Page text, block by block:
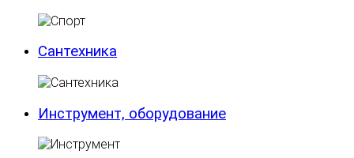
Сантехника
Инструмент, оборудование